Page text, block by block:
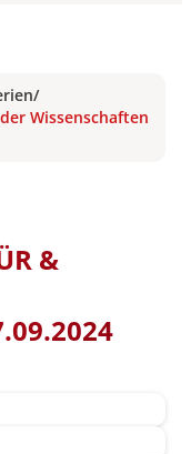
/
Wissenschaften
&